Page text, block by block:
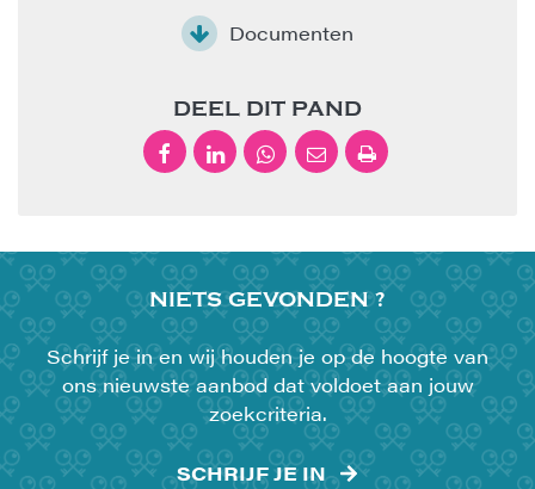
Documenten
DEEL DIT PAND
NIETSGEVONDEN ?
Schrijf je in en wij houden je op de hoogte van
ons nieuwste aanbod dat voldoet aan jouw
zoekcriteria.
SCHRIJF JE IN